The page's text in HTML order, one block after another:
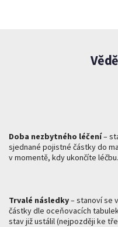
Doba nezbytného léčení–
sjednané pojistné částky do
v momentě, kdy ukončíte léčbu.
Trvalé následky– stanoví se
částky dle oceňovacích
stav již ustálil (nejpozději ke